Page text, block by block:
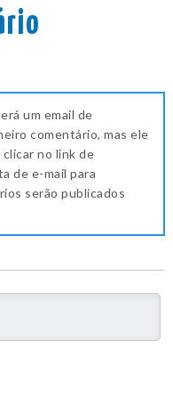
um email de
comentário, mas ele
no link de
de e-mail para
serão publicados